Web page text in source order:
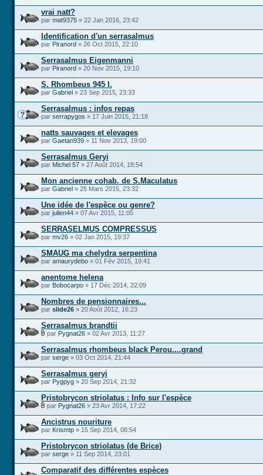
vrai natt?
par mat9375 » 22 Jan 2016, 23:42
Identification d'un serrasalmus
par Piranord » 26 Oct 2015, 22:10
Serrasalmus Eigenmanni
par Piranord » 20 Nov 2015, 19:10
S. Rhombeus 945 l.
par Gabriel » 23 Sep 2015, 23:33
Serrasalmus : infos repas
par serrapygos » 17 Juin 2015, 21:18
natts sauvages et elevages
par Gaetan939 » 11 Nov 2013, 19:00
Serrasalmus Geryi
par Michel 57 » 27 Août 2014, 18:54
Mon ancienne cohab. de S.Maculatus
par Gabriel » 25 Mars 2015, 23:32
Une idée de l'espèce ou genre?
par julien44 » 07 Avr 2015, 11:05
SERRASELMUS COMPRESSUS
par mv26 » 02 Jan 2015, 19:37
SMAUG ma chelydra serpentina
par amaurydebo » 01 Fév 2015, 19:41
anentome helena
par Bobocarpo » 17 Déc 2014, 22:09
Nombres de pensionnaires...
par slide26 » 20 Août 2012, 16:23
Serrasalmus brandtii
par Pygnat26 » 02 Avr 2013, 11:27
Serrasalmus rhombeus black Perou....grand
par serge » 03 Oct 2014, 21:44
Serrasalmus geryi
par Pygpyg » 20 Sep 2014, 21:32
Pristobrycon striolatus : Info sur l'espèce
par Pygnat26 » 23 Avr 2014, 17:22
Ancistrus nouriture
par Krismtp » 15 Sep 2014, 08:54
Pristobrycon striolatus (de Brice)
par serge » 11 Sep 2014, 23:01
Comparatif des différentes espèces